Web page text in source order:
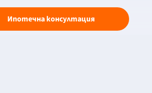
Ипотечна консултация